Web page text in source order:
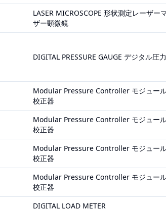
LASER MICROSCOPE 形状測定レーザー
ザー顕微鏡
DIGITAL PRESSURE GAUGE デジタル圧
Modular Pressure Controller モジュー
校正器
Modular Pressure Controller モジュー
校正器
Modular Pressure Controller モジュー
校正器
Modular Pressure Controller モジュー
校正器
DIGITAL LOAD METER